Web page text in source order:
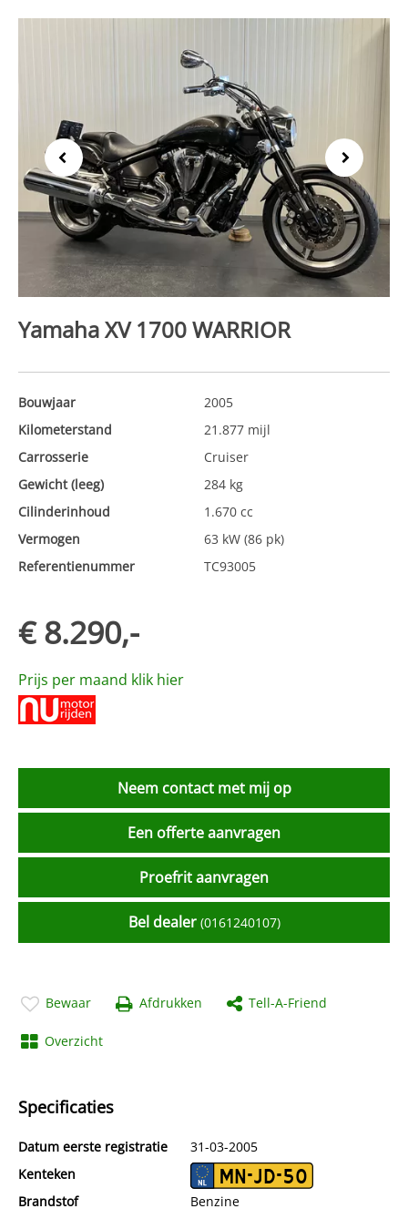
Previous Next
Yamaha XV 1700 WARRIOR
Bouwjaar
2005
Kilometerstand
21.877 mijl
Carrosserie
Cruiser
Gewicht (leeg)
284 kg
Cilinderinhoud
1.670 cc
Vermogen
63 kW (86 pk)
Referentienummer
TC93005
€ 8.290,-
Prijs per maand klik hier
Neem contact met mij op
Een offerte aanvragen
Proefrit aanvragen
Bel dealer (0161240107)
Bewaar Afdrukken Tell-A-Friend
Overzicht
Specificaties
Datum eerste registratie
31-03-2005
Kenteken
MN-JD-50
Brandstof
Benzine